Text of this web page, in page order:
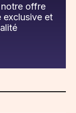
offre
exclusive et